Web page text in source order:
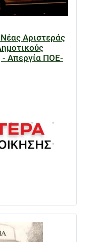
Αριστεράς
- Απεργία ΠΟΕ-